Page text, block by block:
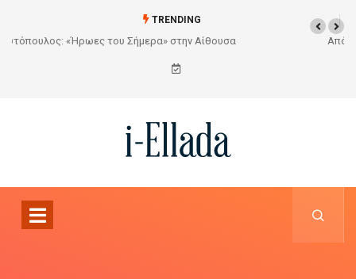
TRENDING
Από το Σχέδιο στην Πραγματικότητα